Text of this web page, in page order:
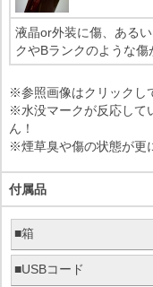
液晶or外装に傷、ある
クやBランクのような
※参照画像はクリックし
※水没マークが反応して
ん！
※煙草臭や傷の状態が更
付属品
■箱
■USBコード